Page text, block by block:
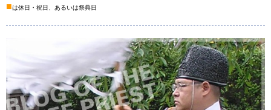
■は休日・祝日、あるいは祭典日